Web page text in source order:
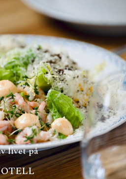
livet på